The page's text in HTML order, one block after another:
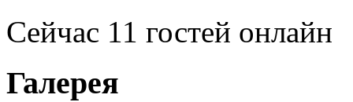
Сейчас 11 гостей онлайн
Галерея